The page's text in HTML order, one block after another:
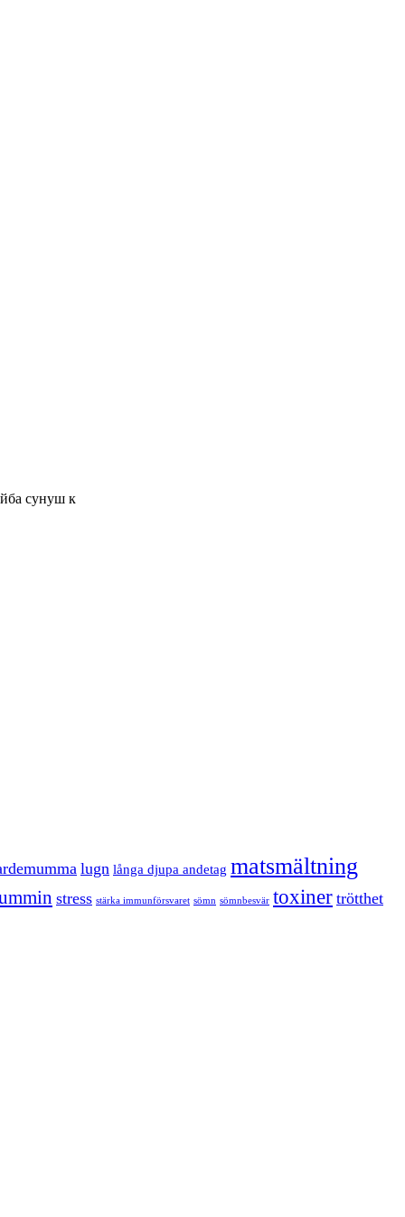
lugn långa djupa andetag matsmältning
stress stärka immunförsvaret sömn sömnbesvär toxiner trötthet